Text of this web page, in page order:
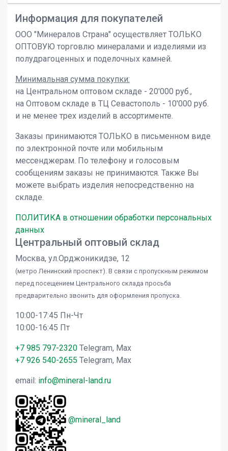
Информация для покупателей
ООО "Минералов Страна" осуществляет ТОЛЬКО
ОПТОВУЮ торговлю минералами и изделиями из
полудрагоценных и поделочных камней.
Минимальная сумма покупки:
на Центральном оптовом складе - 20'000 руб.,
на Оптовом складе в ТЦ Севастополь - 10'000 руб.
и не менее трех изделий в ассортименте.
Заказы принимаются ТОЛЬКО в письменном виде
по электронной почте или мобильным
мессенджерам. По телефону и голосовым
сообщениям заказы не принимаются. Также Вы
можете выбрать изделия непосредственно на
складе.
ПОЛИТИКА в отношении обработки персональных
данных
Центральный оптовый склад
Москва, ул.Орджоникидзе, 12
(метро Ленинский проспект). В связи с пропускным режимом
перед посещением Центрального склада просьба
предварительно звонить для оформления пропуска.
10:00-17:45 Пн-Чт
10:00-16:45 Пт
+7 985 797-2320 Telegram, Max
+7 926 540-2655 Telegram, Max
email: info@mineral-land.ru
@mineral_land